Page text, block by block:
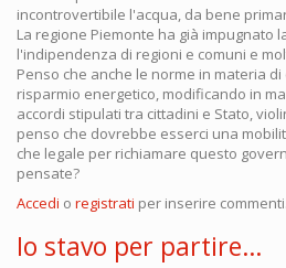
incontrovertibile l'acqua, da bene
La regione Piemonte ha già impugnato
l'indipendenza di regioni e comuni e
Penso che anche le norme in materia
risparmio energetico, modificando in
accordi stipulati tra cittadini e Stato,
penso che dovrebbe esserci una
che legale per richiamare questo
pensate?
Accedi o registrati per inserire commenti.
Io stavo per partire…